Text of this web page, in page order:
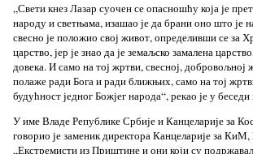
„Свети кнез Лазар суочен се опасношћу која је
народу и светњама, изашао је да брани оно што је
свесно је положио свој живот, определивши се за
царство, јер је знао да је земаљско замалена
довека. И само на тој жртви, свесној, добровољној
полаже ради Бога и ради ближњих, само на тој
будућност једног Божјег народа“, рекао је у
У име Владе Републике Србије и Канцеларије за
говорио је заменик директора Канцеларије за
„Екстремисти из Приштине и они који су